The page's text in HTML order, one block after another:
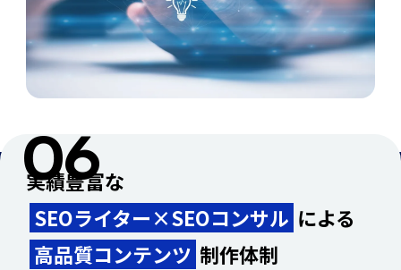
実績豊富な
SEOライター×SEOコンサル による
高品質コンテンツ 制作体制